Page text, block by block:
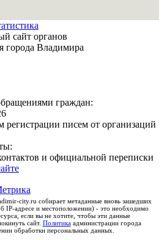
сайт органов
города Владимира
граждан:
писем от организаций
и официальной переписки
city.ru собирает метаданные вновь зашедших
IP-адресе и местоположении) - это необходимо
если вы не хотите, чтобы эти данные
сайт. Политикаадминистрации города
обработки персональных данных.